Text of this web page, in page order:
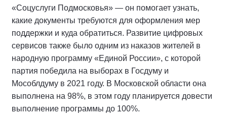
«Соцуслуги Подмосковья» — он помогает узнать,
какие документы требуются для оформления мер
поддержки и куда обратиться. Развитие цифровых
сервисов также было одним из наказов жителей в
народную программу «Единой России», с которой
партия победила на выборах в Госдуму и
Мособлдуму в 2021 году. В Московской области она
выполнена на 98%, в этом году планируется довести
выполнение программы до 100%.